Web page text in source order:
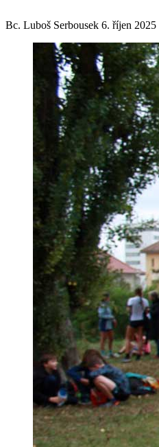
Bc. Luboš Serbousek 6. říjen 2025